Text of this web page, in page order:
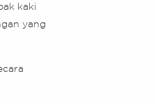
kaki
yang